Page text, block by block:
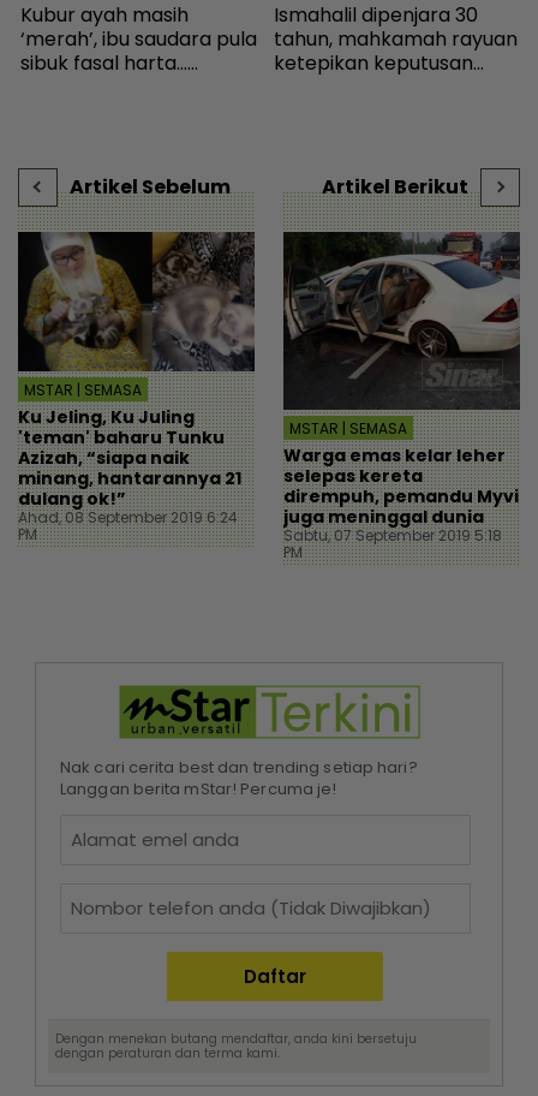
Kubur ayah masih
‘merah’, ibu saudara pula
sibuk fasal harta...
Ismahalil dipenjara 30
tahun, mahkamah rayuan
ketepikan keputusan
Artikel Sebelum
MSTAR | SEMASA
Ku Jeling, Ku Juling
'teman' baharu Tunku
Azizah, “siapa naik
minang, hantarannya 21
dulang ok!”
Ahad, 08 September 2019 6:24
PM
Artikel Berikut
MSTAR | SEMASA
Warga emas kelar leher
selepas kereta
dirempuh, pemandu Myvi
juga meninggal dunia
Sabtu, 07 September 2019 5:18
PM
Nak cari cerita best dan trending setiap hari?
Langgan berita mStar! Percuma je!
Dengan menekan butang mendaftar, anda kini bersetuju
dengan peraturan dan terma kami.